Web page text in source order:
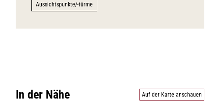
Aussichtspunkte/-türme
In der Nähe Auf der Karte anschauen